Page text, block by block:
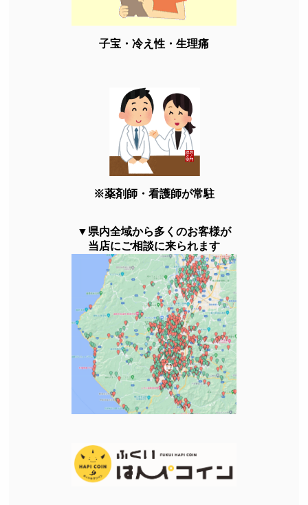
子宝・冷え性・生理痛
※薬剤師・看護師が常駐
▼県内全域から多くのお客様が
当店にご相談に来られます